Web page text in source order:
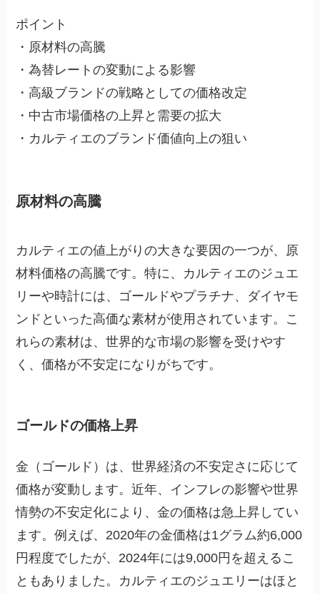
ポイント
・原材料の高騰
・為替レートの変動による影響
・高級ブランドの戦略としての価格改定
・中古市場価格の上昇と需要の拡大
・カルティエのブランド価値向上の狙い
原材料の高騰
カルティエの値上がりの大きな要因の一つが、原
材料価格の高騰です。特に、カルティエのジュエ
リーや時計には、ゴールドやプラチナ、ダイヤモ
ンドといった高価な素材が使用されています。こ
れらの素材は、世界的な市場の影響を受けやす
く、価格が不安定になりがちです。
ゴールドの価格上昇
金（ゴールド）は、世界経済の不安定さに応じて
価格が変動します。近年、インフレの影響や世界
情勢の不安定化により、金の価格は急上昇してい
ます。例えば、2020年の金価格は1グラム約6,000
円程度でしたが、2024年には9,000円を超えるこ
ともありました。カルティエのジュエリーはほと